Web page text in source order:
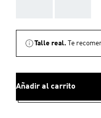
Talle real. Te
Añadir al carrito